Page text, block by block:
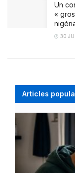
Un
«
30
Articles